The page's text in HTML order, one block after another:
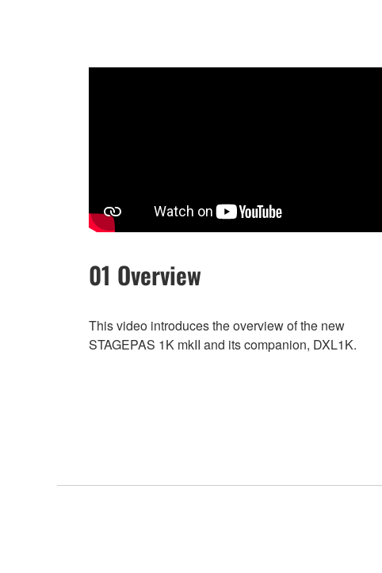
01 Overview
This video introduces the overview of the new
STAGEPAS 1K mkII and its companion, DXL1K.